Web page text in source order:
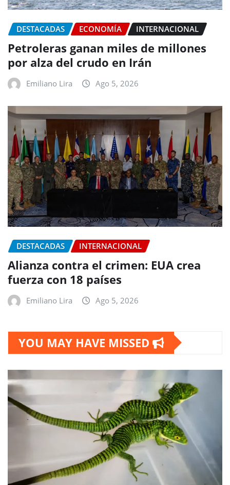
DESTACADAS ECONOMÍA INTERNACIONAL
Petroleras ganan miles de millones
por alza del crudo en Irán
Emiliano Lira Ago 5, 2026
DESTACADAS INTERNACIONAL
Alianza contra el crimen: EUA crea
fuerza con 18 países
Emiliano Lira Ago 5, 2026
YOU MAY HAVE MISSED